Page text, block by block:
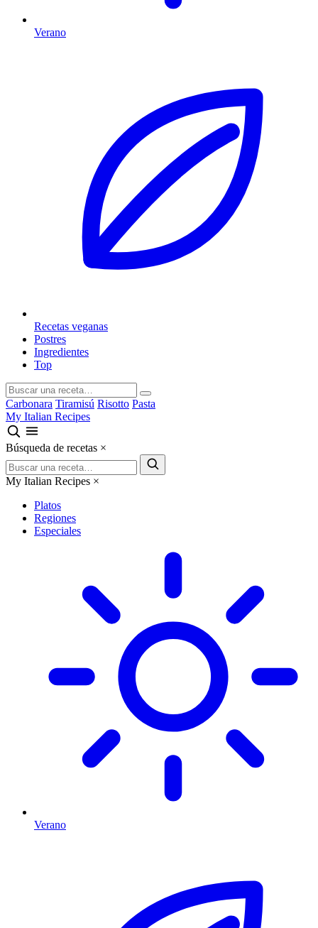
Verano
Recetas veganas
Postres
Ingredientes
Top
Carbonara Tiramisú Risotto Pasta
My Italian Recipes
Búsqueda de recetas ×
My Italian Recipes ×
Platos
Regiones
Especiales
Verano